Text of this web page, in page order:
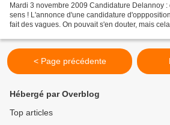
Mardi 3 novembre 2009 Candidature Delannoy :
sens ! L'annonce d'une candidature
fait des vagues. On pouvait s'en douter, mais
< Page précédente
Hébergé par Overblog
Top articles